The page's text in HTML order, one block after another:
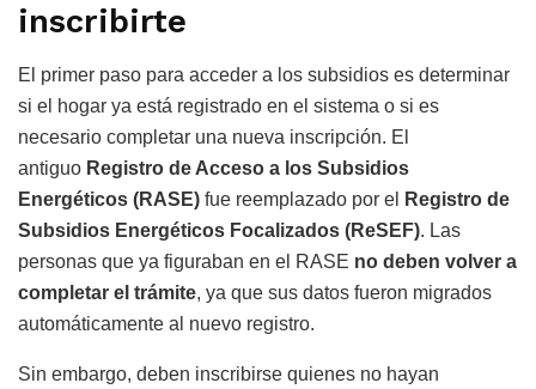
inscribirte
El primer paso para acceder a los subsidios es determinar
si el hogar ya está registrado en el sistema o si es
necesario completar una nueva inscripción. El
antiguo Registro de Acceso a los Subsidios
Energéticos (RASE) fue reemplazado por el
Registro de
Subsidios Energéticos Focalizados (ReSEF). Las
personas que ya figuraban en el RASE no deben volver a
completar el trámite, ya que sus datos fueron migrados
automáticamente al nuevo registro.
Sin embargo, deben inscribirse quienes no hayan